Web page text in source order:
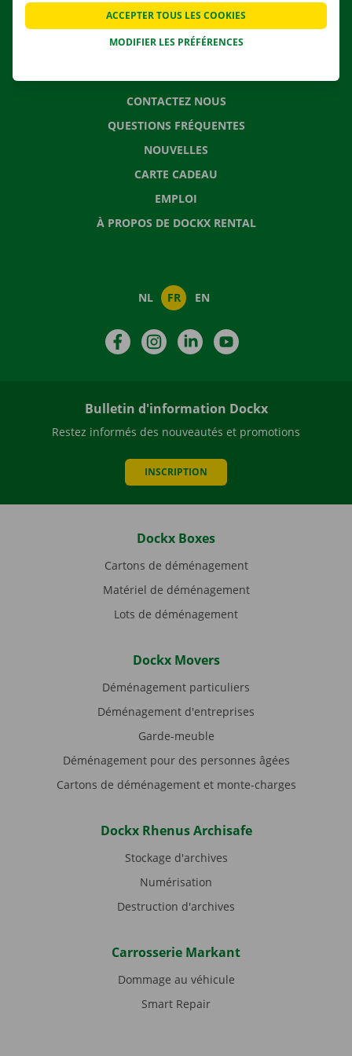
SOLUTIONS DE DÉMÉNAGEMENT
CONTACTEZ NOUS
QUESTIONS FRÉQUENTES
NOUVELLES
CARTE CADEAU
EMPLOI
À PROPOS DE DOCKX RENTAL
NL FR EN
FacebookInstagramLinkedIn
Bulletin d'information Dockx
Restez informés des nouveautés et promotions
INSCRIPTION
Dockx Boxes
Cartons de déménagement
Matériel de déménagement
Lots de déménagement
Dockx Movers
Déménagement particuliers
Déménagement d'entreprises
Garde-meuble
Déménagement pour des personnes âgées
Cartons de déménagement et monte-charges
Dockx Rhenus Archisafe
Stockage d'archives
Numérisation
Destruction d'archives
Carrosserie Markant
Dommage au véhicule
Smart Repair
MODIFIER LES PRÉFÉRENCES
ACCEPTER TOUS LES COOKIES